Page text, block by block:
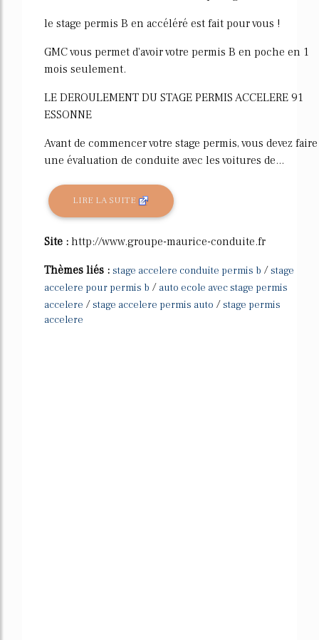
le stage permis B en accéléré est fait pour vous !
GMC vous permet d'avoir votre permis B en poche en 1
mois seulement.
LE DEROULEMENT DU STAGE PERMIS ACCELERE 91
ESSONNE
Avant de commencer votre stage permis, vous devez faire
une évaluation de conduite avec les voitures de...
LIRE LA SUITE
Site : http://www.groupe-maurice-conduite.fr
Thèmes liés : stage accelere conduite permis b /stage
accelere pour permis b / auto ecole avec stage permis
accelere /stage accelere permis auto /stage permis
accelere